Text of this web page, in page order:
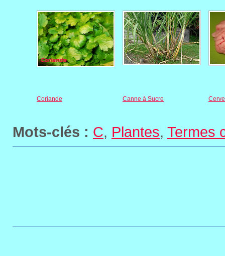
Coriande Canne à Sucre
Mots-clés : C, Plantes, Termes